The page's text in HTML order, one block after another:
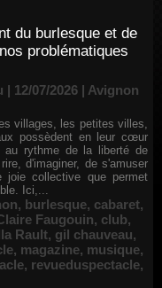
du burlesque et de
problématiques
| 12/07/2026 | Avignon
villages, les petites villes,
possèdent en leur cœur
au rythme de la liberté de
d'imaginer, de s'amuser
collective que permet
Ici,...
, burlesque, cabaret,
Faugouin, club,
Rault, gil chauveau,
, magazine, musique,
, revueduspectacle,